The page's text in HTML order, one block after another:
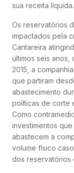
sua receita líquida.
Os reservatórios
impactados pela
Cantareira
últimos seis
2015, a
que partiram
abastecimento
políticas de corte
Como
investimentos
abastecem a
volume físico
dos reservatórios